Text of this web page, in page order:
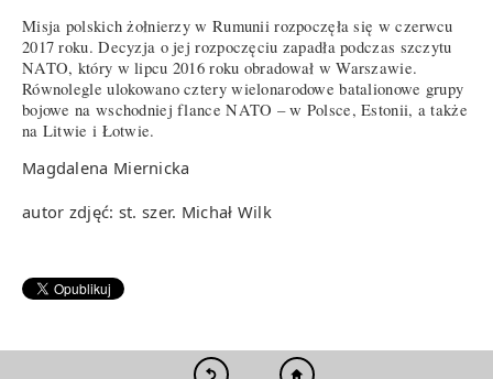
Misja polskich żołnierzy w Rumunii rozpoczęła się w czerwcu
2017 roku. Decyzja o jej rozpoczęciu zapadła podczas szczytu
NATO, który w lipcu 2016 roku obradował w Warszawie.
Równolegle ulokowano cztery wielonarodowe batalionowe grupy
bojowe na wschodniej flance NATO – w Polsce, Estonii, a także
na Litwie i Łotwie.
Magdalena Miernicka
autor zdjęć: st. szer. Michał Wilk